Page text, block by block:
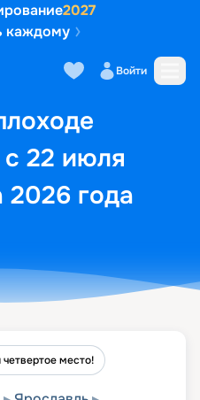
2027
каждому
Войти
22 июля
2026 года
Маршрут и
четвертое место!